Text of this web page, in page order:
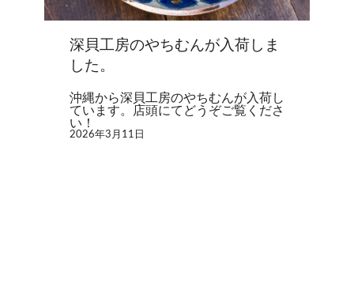
深貝工房のやちむんが入荷しま
した。
沖縄から深貝工房のやちむんが入荷し
ています。店頭にてどうぞご覧くださ
い！
2026年3月11日